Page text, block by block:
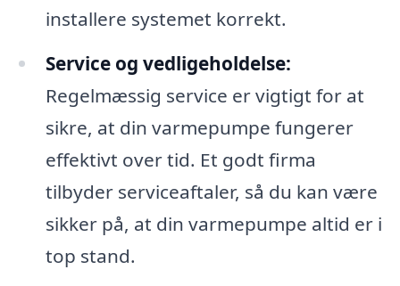
installere systemet korrekt.
Service og vedligeholdelse:
Regelmæssig service er vigtigt for at
sikre, at din varmepumpe fungerer
effektivt over tid. Et godt firma
tilbyder serviceaftaler, så du kan være
sikker på, at din varmepumpe altid er i
top stand.